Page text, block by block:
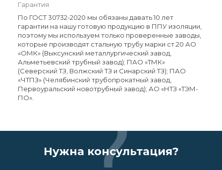
Гарантия
По ГОСТ 30732-2020 мы обязаны давать 10 лет
гарантии на нашу готовую продукцию в ППУ изоляции,
поэтому мы используем только проверенные заводы,
которые производят стальную трубу марки ст.20 АО
«ОМК» (Выксунский металлургический завод,
Альметьевский трубный завод); ПАО «ТМК»
(Северский ТЗ, Волжский ТЗ и Синарский ТЗ); ПАО
«ЧТПЗ» (Челябинский трубопрокатный завод,
Первоуральский новотрубный завод); АО «НТЗ «ТЭМ-
ПО».
Нужна консультация?